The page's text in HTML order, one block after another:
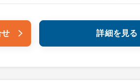
詳細を見る